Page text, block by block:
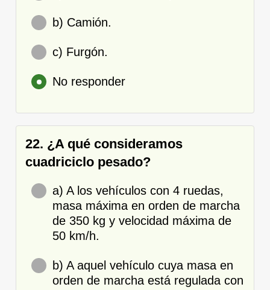
b) Camión.
c) Furgón.
No responder
22. ¿A qué consideramos
cuadriciclo pesado?
a) A los vehículos con 4 ruedas,
masa máxima en orden de marcha
de 350 kg y velocidad máxima de
50 km/h.
b) A aquel vehículo cuya masa en
orden de marcha está regulada con